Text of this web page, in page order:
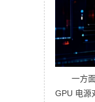
一方
GPU 电源